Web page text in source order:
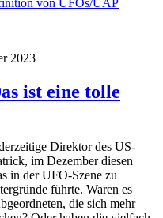
2023
ist eine tolle
Direktor des US-
im Dezember diesen
in der UFO-Szene zu
führte. Waren es
die sich mehr